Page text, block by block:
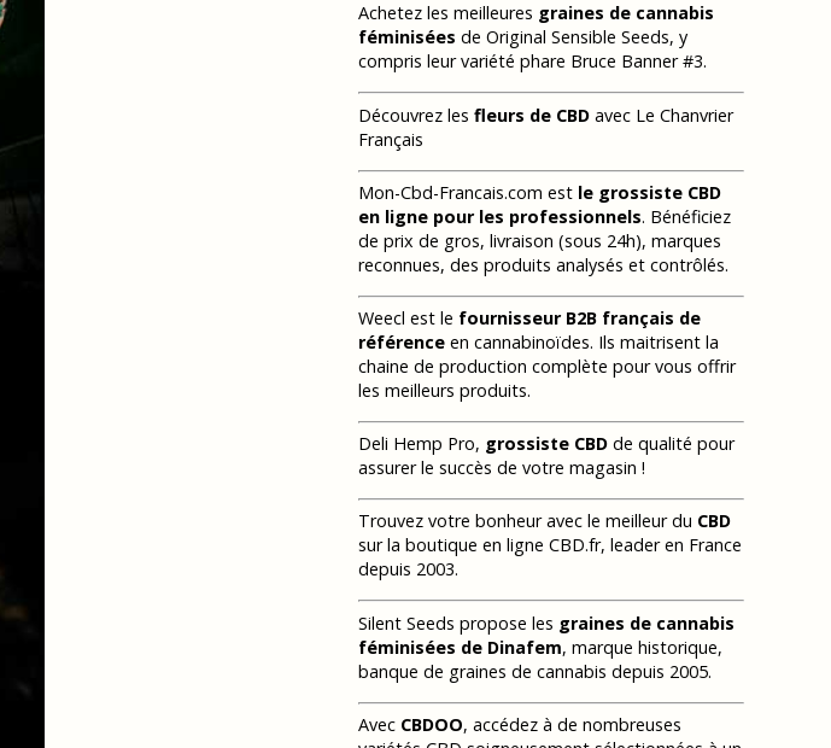
Achetez les meilleures graines de cannabis
féminisées de Original Sensible Seeds, y
compris leur variété phare Bruce Banner #3.
Découvrez les fleurs de CBD avec Le Chanvrier
Français
Mon-Cbd-Francais.com est le grossiste CBD
en ligne pour les professionnels. Bénéficiez
de prix de gros, livraison (sous 24h), marques
reconnues, des produits analysés et contrôlés.
Weecl est le fournisseur B2B français de
référence en cannabinoïdes. Ils maitrisent la
chaine de production complète pour vous offrir
les meilleurs produits.
Deli Hemp Pro, grossiste CBD de qualité pour
assurer le succès de votre magasin !
Trouvez votre bonheur avec le meilleur du CBD
sur la boutique en ligne CBD.fr, leader en France
depuis 2003.
Silent Seeds propose les graines de cannabis
féminisées de Dinafem, marque historique,
banque de graines de cannabis depuis 2005.
Avec CBDOO, accédez à de nombreuses